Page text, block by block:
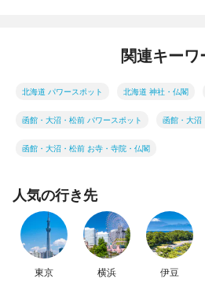
関連キーワ
北海道 パワースポット 北海道 神社・仏閣
函館・大沼・松前 パワースポット 函館・大沼
函館・大沼・松前 お寺・寺院・仏閣
人気の行き先
東京 横浜 伊豆